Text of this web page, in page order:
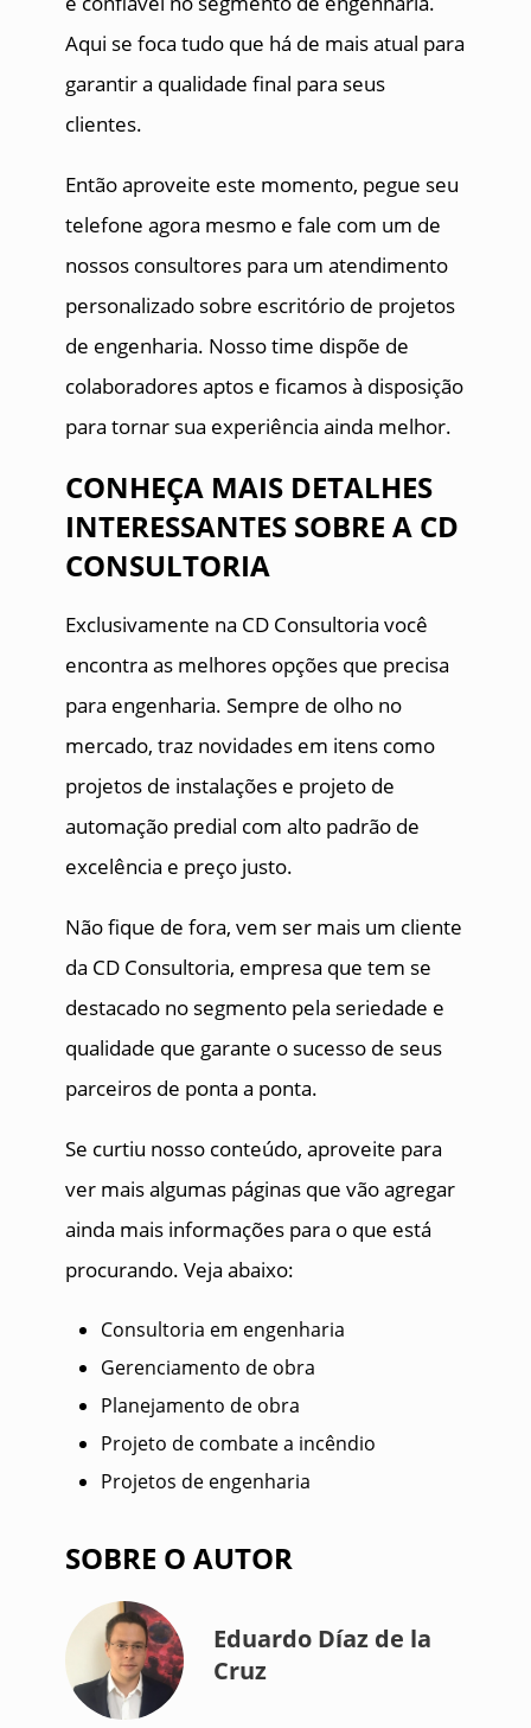
Aqui se foca tudo que há de mais atual para
garantir a qualidade final para seus
clientes.
Então aproveite este momento, pegue seu
telefone agora mesmo e fale com um de
nossos consultores para um atendimento
personalizado sobre escritório de projetos
de engenharia. Nosso time dispõe de
colaboradores aptos e ficamos à disposição
para tornar sua experiência ainda melhor.
CONHEÇA MAIS DETALHES
INTERESSANTES SOBRE A CD
CONSULTORIA
Exclusivamente na CD Consultoria você
encontra as melhores opções que precisa
para engenharia. Sempre de olho no
mercado, traz novidades em itens como
projetos de instalações e projeto de
automação predial com alto padrão de
excelência e preço justo.
Não fique de fora, vem ser mais um cliente
da CD Consultoria, empresa que tem se
destacado no segmento pela seriedade e
qualidade que garante o sucesso de seus
parceiros de ponta a ponta.
Se curtiu nosso conteúdo, aproveite para
ver mais algumas páginas que vão agregar
ainda mais informações para o que está
procurando. Veja abaixo:
Consultoria em engenharia
Gerenciamento de obra
Planejamento de obra
Projeto de combate a incêndio
Projetos de engenharia
SOBRE O AUTOR
Eduardo Díaz de la
Cruz